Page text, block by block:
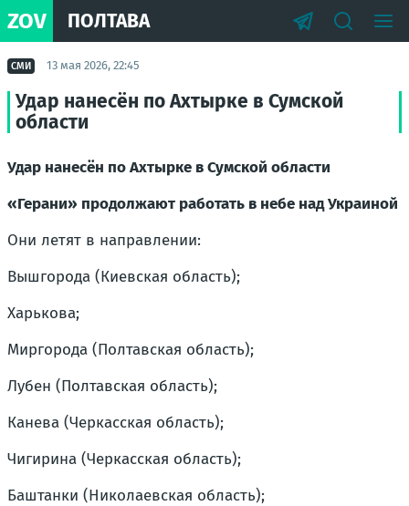
ZOV ПОЛТАВА
СМИ 13 мая 2026, 22:45
Удар нанесён по Ахтырке в Сумской
области
Удар нанесён по Ахтырке в Сумской области
«Герани» продолжают работать в небе над Украиной
Они летят в направлении:
Вышгорода (Киевская область);
Харькова;
Миргорода (Полтавская область);
Лубен (Полтавская область);
Канева (Черкасская область);
Чигирина (Черкасская область);
Баштанки (Николаевская область);